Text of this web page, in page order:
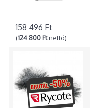
158 496 Ft
(124 800 Ftnettó)